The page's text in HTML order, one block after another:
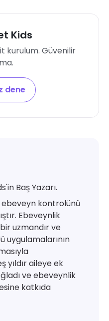
Kids
kurulum. Güvenilir
dene
Baş Yazarı.
ebeveyn kontrolünü
Ebeveynlik
uzmandır ve
uygulamalarının
yıldır aileye ek
ve ebeveynlik
katkıda